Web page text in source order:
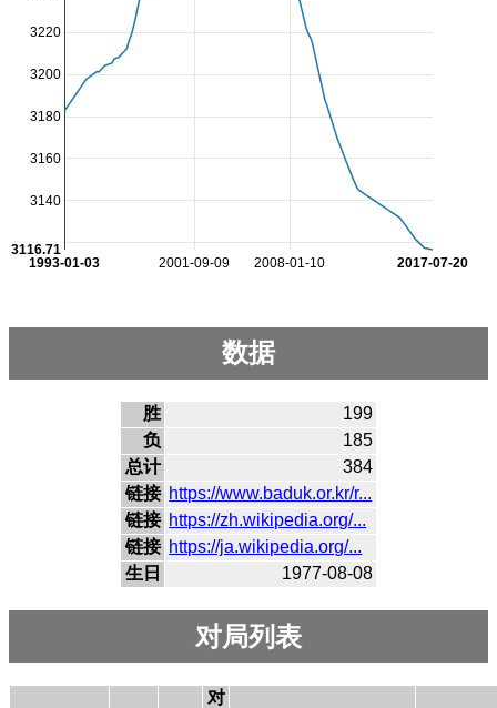
2001-09-09 2008-01-10
1993-01-03 2017-07-20
3140
3160
3180
3200
3220
3116.71
数据
胜
199
负
185
总计
384
链接 https://www.baduk.or.kr/r...
链接 https://zh.wikipedia.org/...
链接 https://ja.wikipedia.org/...
生日
1977-08-08
对局列表
对